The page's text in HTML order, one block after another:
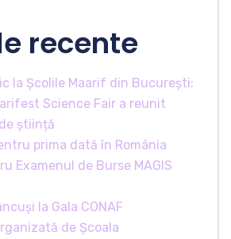
recente
la Școlile Maarif din București:
Science Fair a reunit
știință
prima dată în România
Examenul de Burse MAGIS
la Gala CONAF
de Școala